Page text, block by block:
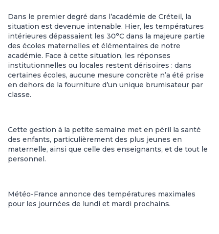
Dans le premier degré dans l’académie de Créteil, la
situation est devenue intenable. Hier, les températures
intérieures dépassaient les 30°C dans la majeure partie
des écoles maternelles et élémentaires de notre
académie. Face à cette situation, les réponses
institutionnelles ou locales restent dérisoires : dans
certaines écoles, aucune mesure concrète n’a été prise
en dehors de la fourniture d’un unique brumisateur par
classe.
Cette gestion à la petite semaine met en péril la santé
des enfants, particulièrement des plus jeunes en
maternelle, ainsi que celle des enseignants, et de tout le
personnel.
Météo-France annonce des températures maximales
pour les journées de lundi et mardi prochains.